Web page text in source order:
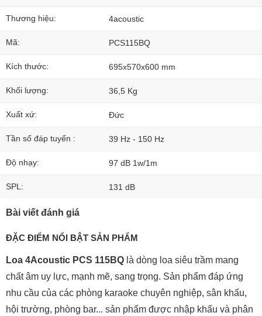
Thương hiệu: 4acoustic
Mã: PCS115BQ
Kích thước: 695x570x600 mm
Khối lượng: 36,5 Kg
Xuất xứ: Đức
Tần số đáp tuyến : 39 Hz - 150 Hz
Độ nhạy: 97 dB 1w/1m
SPL: 131 dB
Bài viết đánh giá
ĐẶC ĐIỂM NỔI BẬT SẢN PHẨM
Loa 4Acoustic PCS 115BQ là dòng loa siêu trầm mang
chất âm uy lực, mạnh mẽ, sang trọng. Sản phẩm đáp ứng
nhu cầu của các phòng karaoke chuyên nghiệp, sân khấu,
hội trường, phòng bar... sản phẩm được nhập khẩu và phân